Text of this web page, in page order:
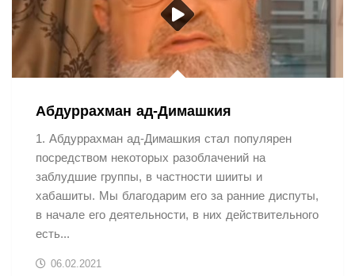
Абдуррахман ад-Димашкия
1. Абдуррахман ад-Димашкия стал популярен
посредством некоторых разоблачений на
заблудшие группы, в частности шииты и
хабашиты. Мы благодарим его за ранние диспуты,
в начале его деятельности, в них действительного
есть...
06.02.2021